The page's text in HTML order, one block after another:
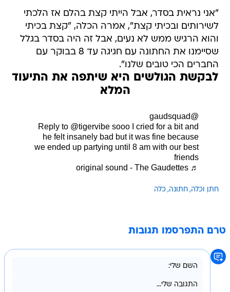
"אני נראית בסדר, אבל הייתי קצת בהלם אז הלכתי
לשירותים ובכיתי קצת", אמרה הכלה, "קצת בכיתי
והוא הרגיש ממש לא נעים, אבל זה היה בסדר בגלל
שסיימנו את החתונה עם חגיגה עד 8 בבוקר עם
החברים הכי טובים שלנו".
לבקשת הגולשים היא שיתפה את התיעוד
המלא
@gaudsquad
Reply to @tigervibe sooo I cried for a bit and
he felt insanely bad but it was fine because
we ended up partying until 8 am with our best
friends
♬ original sound - The Gaudettes
חתן וכלה חתונה כלה
טרם התפרסמו תגובות